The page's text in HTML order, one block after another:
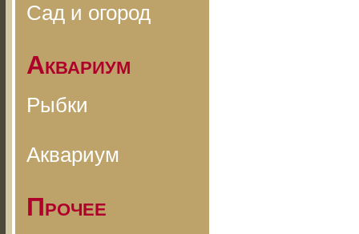
Сад и огород
Аквариум
Рыбки
Аквариум
Прочее